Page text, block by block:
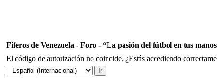
Fiferos de Venezuela - Foro - “La pasión del fútbol en tus
El código de autorización no coincide. ¿Estás accediendo